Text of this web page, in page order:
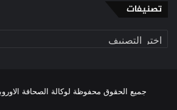
تصنيفات
تصنيفات
جميع الحقوق محفوظة لوكالة الصحافة الاوروبية